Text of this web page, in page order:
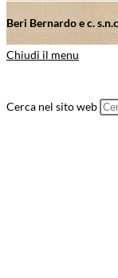
Beri Bernardo e c.
Chiudi il menu
Cerca nel sito web